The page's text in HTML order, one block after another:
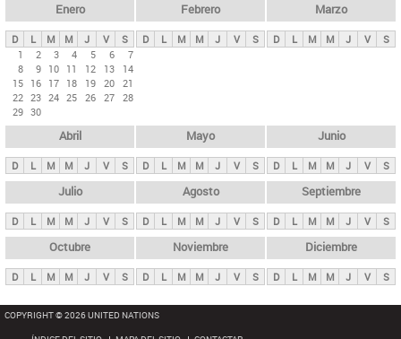
ds
p
n
i
p
a
l
s
Enero
D L M M J V
S
1
2 3 4 5 6
7
8
9 10 11 12 13
14
15 16 17 18 19 20 21
22 23 24 25 26 27 28
29 30
Febrero
D L M M J V S
Marzo
D L M M J V S
Abril
D L M M J V S
Mayo
D L M M J V S
Junio
D L M M J V S
Julio
D L M M J V S
Agosto
D L M M J V S
Septiembre
D L M M J V S
Octubre
D L M M J V S
Noviembre
D L M M J V S
Diciembre
D L M M J V S
COPYRIGHT © 2026 UNITED NATIONS